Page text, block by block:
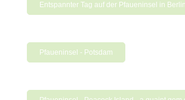
Entspannter Tag auf der Pfaueninsel in
Pfaueninsel - Potsdam